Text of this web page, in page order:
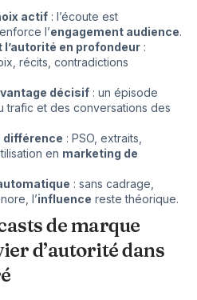
actif : l’écoute est
l’engagement audience.
en profondeur :
récits, contradictions
décisif : un épisode
trafic et des conversations des
différence : PSO, extraits,
en marketing de
: sans cadrage,
l’influence reste théorique.
de marque
d’autorité dans